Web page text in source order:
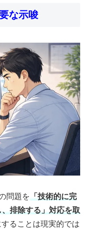
な示唆
問題を 「技術的に完
排除する」対応を取
ることは現実的では